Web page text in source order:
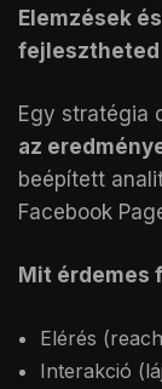
Elemzések
fejlesztheted
Egy stratégia
az
beépített
Facebook
Mit érdemes
Elérés
Interakció